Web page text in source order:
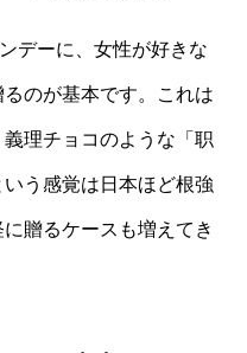
デーに、女性が好きな
のが基本です。これは
理チョコのような「职
う感覚は日本ほど根強
贈るケースも増えてき